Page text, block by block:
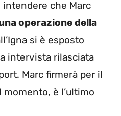
intendere che Marc
operazione della
si è esposto
intervista rilasciata
Marc firmerà per il
è l’ultimo